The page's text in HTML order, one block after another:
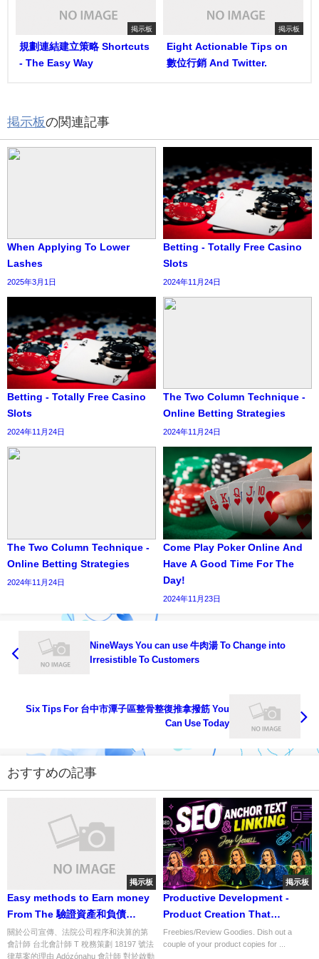
掲示板
規劃連結建立策略 Shortcuts
- The Easy Way
掲示板
Eight Actionable Tips on
數位行銷 And Twitter.
掲示板の関連記事
When Applying To Lower
Lashes
2025年3月1日
Betting - Totally Free Casino
Slots
2024年11月24日
Betting - Totally Free Casino
Slots
2024年11月24日
The Two Column Technique -
Online Betting Strategies
2024年11月24日
The Two Column Technique -
Online Betting Strategies
2024年11月24日
Come Play Poker Online And
Have A Good Time For The
Day!
2024年11月23日
NineWays You can use 牛肉湯 To Change into
Irresistible To Customers
Six Tips For 台中市潭子區整骨整復推拿撥筋 You
Can Use Today
おすすめの記事
掲示板
Easy methods to Earn money
From The 驗證資產和負債
Phenomenon
關於公司宣傳、法院公司程序和決算的第
會計師 台北會計師 T 稅務策劃 18197 號法
律草案的理由 Adózónahu 會計師 對於啟動
掲示板
Productive Development -
Product Creation That
Produces Profits
Freebies/Review Goodies. Dish out a
couple of your product copies for ...